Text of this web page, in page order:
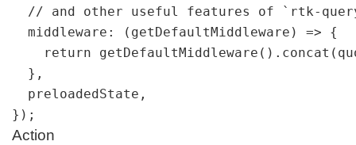
// and other useful features of `rtk-
  middleware: (getDefaultMiddleware) => {
return
  },
  preloadedState,
});
Action